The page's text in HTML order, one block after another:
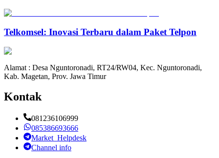
Telkomsel: Inovasi Terbaru dalam Paket Telpon
Alamat : Desa Nguntoronadi, RT24/RW04, Kec. Nguntoronadi,
Kab. Magetan, Prov. Jawa Timur
Kontak
081236106999
085386693666
Market_Helpdesk
Channel info